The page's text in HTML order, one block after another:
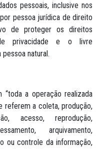
pessoais, inclusive nos
pessoa jurídica de direito
de proteger os direitos
privacidade e o livre
natural.
a operação realizada
referem a coleta, produção,
acesso, reprodução,
arquivamento,
ou controle da informação,